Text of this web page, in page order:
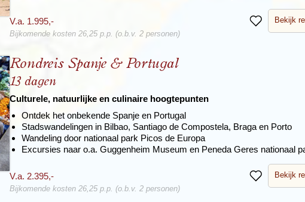
V.a. 1.995,- Bewaren
Bekijk
Bijkomende kosten 26,25 p.p. (o.b.v. 2 personen)
Rondreis Spanje & Portugal
13 dagen
Culturele, natuurlijke en culinaire hoogtepunten
Ontdek het onbekende Spanje en Portugal
Stadswandelingen in Bilbao, Santiago de Compostela, Braga en Porto
Wandeling door nationaal park Picos de Europa
Excursies naar o.a. Guggenheim Museum en Peneda Geres nationaal
V.a. 2.395,- Bewaren
Bekijk
Bijkomende kosten 26,25 p.p. (o.b.v. 2 personen)